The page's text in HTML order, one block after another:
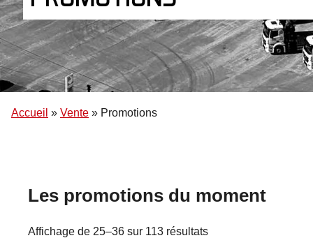
Accueil » Vente » Promotions
Les promotions du moment
Affichage de 25–36 sur 113 résultats